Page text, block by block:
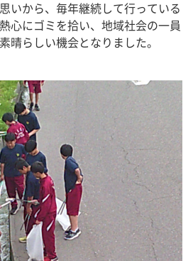
いから、毎年継続して行っている
心にゴミを拾い、地域社会の一員
晴らしい機会となりました。